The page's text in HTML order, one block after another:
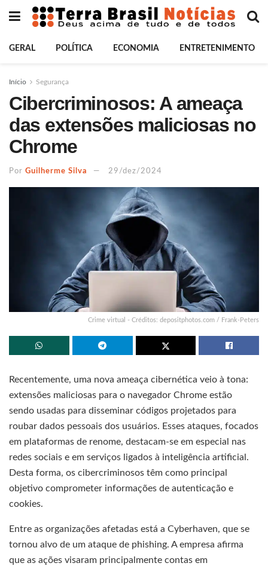
GERAL POLÍTICA ECONOMIA ENTRETENIMENTO
Início Segurança
Cibercriminosos: A ameaça
das extensões maliciosas no
Chrome
Por Guilherme Silva 29/dez/2024
Crime virtual - Créditos: depositphotos.com / Frank-Peters
Recentemente, uma nova ameaça cibernética veio à tona:
extensões maliciosas para o navegador Chrome estão
sendo usadas para disseminar códigos projetados para
roubar dados pessoais dos usuários. Esses ataques, focados
em plataformas de renome, destacam-se em especial nas
redes sociais e em serviços ligados à inteligência artificial.
Desta forma, os cibercriminosos têm como principal
objetivo comprometer informações de autenticação e
cookies.
Entre as organizações afetadas está a Cyberhaven, que se
tornou alvo de um ataque de phishing. A empresa afirma
que as ações visaram principalmente contas em